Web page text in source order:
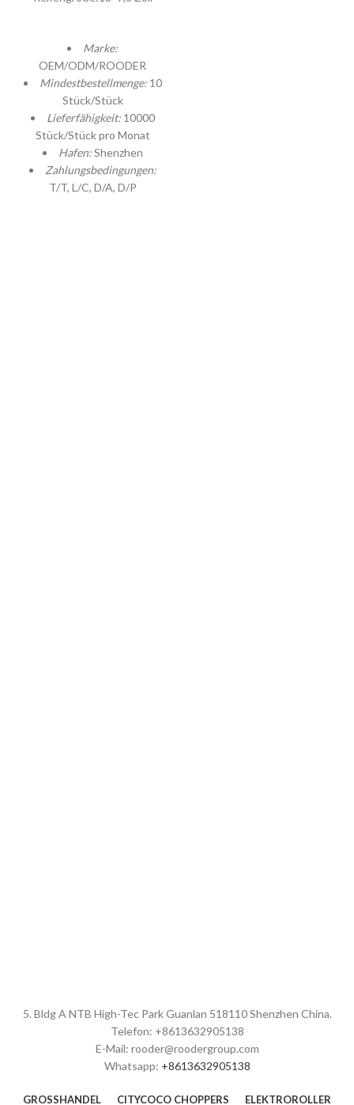
Marke:
OEM/ODM/ROODER
Mindestbestellmenge: 10
Stück/Stück
Lieferfähigkeit: 10000
Stück/Stück pro Monat
Hafen:Shenzhen
Zahlungsbedingungen:
T/T, L/C, D/A, D/P
5. Bldg A NTB High-Tec Park Guanlan 518110 Shenzhen China.
Telefon: +8613632905138
E-Mail: rooder@roodergroup.com
Whatsapp: +8613632905138
GROSSHANDEL CITYCOCO CHOPPERS
ELEKTROROLLER